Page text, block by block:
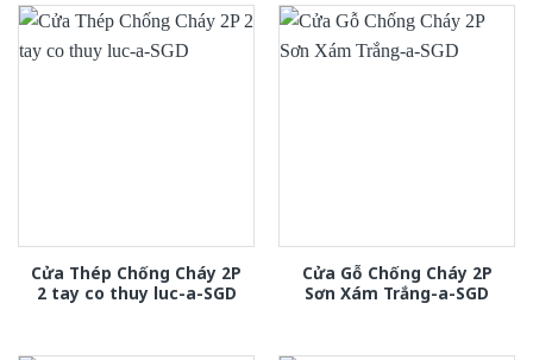
Cửa Thép Chống Cháy 2P
2 tay co thuy luc-a-SGD
Cửa Gỗ Chống Cháy 2P
Sơn Xám Trắng-a-SGD